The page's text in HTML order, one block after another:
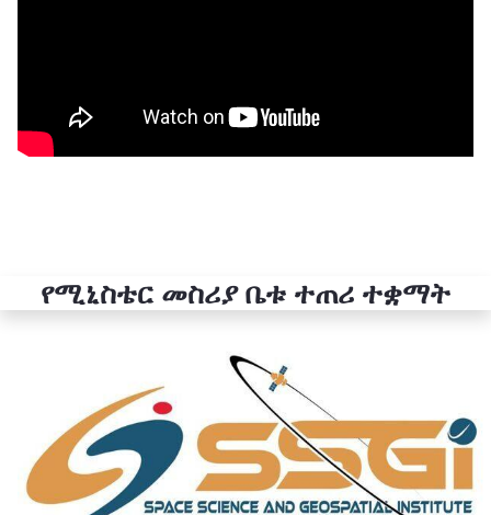
የሚኒስቴር መስሪያ ቤቱ ተጠሪ ተቋማት